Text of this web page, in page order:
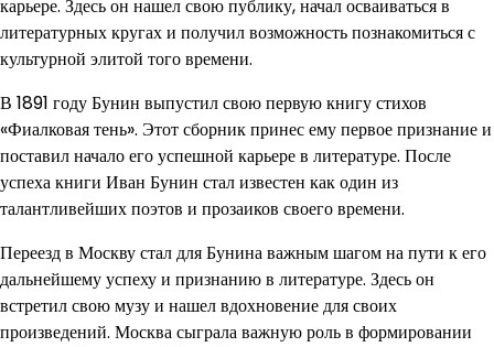
карьере. Здесь он нашел свою публику, начал осваиваться в
литературных кругах и получил возможность познакомиться с
культурной элитой того времени.
В 1891 году Бунин выпустил свою первую книгу стихов
«Фиалковая тень». Этот сборник принес ему первое признание и
поставил начало его успешной карьере в литературе. После
успеха книги Иван Бунин стал известен как один из
талантливейших поэтов и прозаиков своего времени.
Переезд в Москву стал для Бунина важным шагом на пути к его
дальнейшему успеху и признанию в литературе. Здесь он
встретил свою музу и нашел вдохновение для своих
произведений. Москва сыграла важную роль в формировании